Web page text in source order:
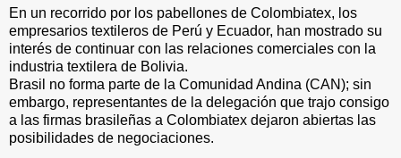
En un recorrido por los pabellones de Colombiatex, los
empresarios textileros de Perú y Ecuador, han mostrado su
interés de continuar con las relaciones comerciales con la
industria textilera de Bolivia.
Brasil no forma parte de la Comunidad Andina (CAN); sin
embargo, representantes de la delegación que trajo consigo
a las firmas brasileñas a Colombiatex dejaron abiertas las
posibilidades de negociaciones.